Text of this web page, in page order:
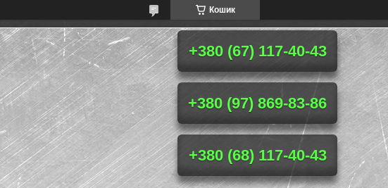
Кошик
+380 (67) 117-40-43
+380 (97) 869-83-86
+380 (68) 117-40-43